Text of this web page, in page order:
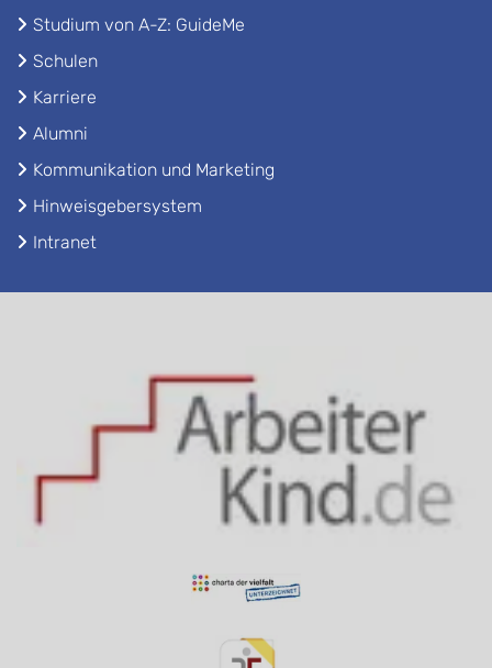
Studium von A-Z: GuideMe
Schulen
Karriere
Alumni
Kommunikation und Marketing
Hinweisgebersystem
Intranet